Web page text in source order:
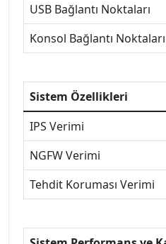
USB Bağlantı Noktaları
Konsol Bağlantı Noktaları
Sistem Özellikleri
IPS Verimi
NGFW Verimi
Tehdit Koruması Verimi